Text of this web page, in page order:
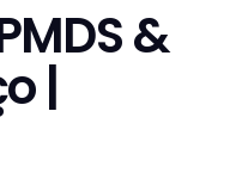
&
|